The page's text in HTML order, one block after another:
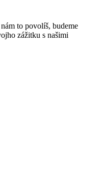
to povolíš, budeme
zážitku s našimi